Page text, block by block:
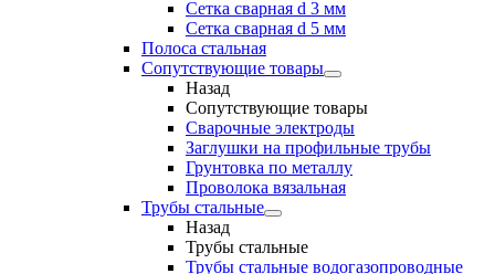
Сетка сварная d 3 мм
Сетка сварная d 5 мм
Полоса стальная
Сопутствующие товары
Назад
Сопутствующие товары
Сварочные электроды
Заглушки на профильные трубы
Грунтовка по металлу
Проволока вязальная
Трубы стальные
Назад
Трубы стальные
Трубы стальные водогазопроводные